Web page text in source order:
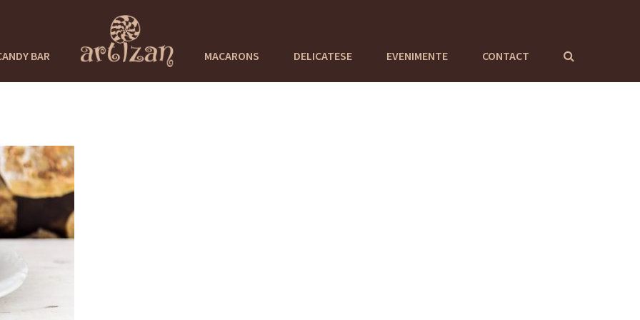
BAR MACARONS DELICATESE EVENIMENTE CONTACT